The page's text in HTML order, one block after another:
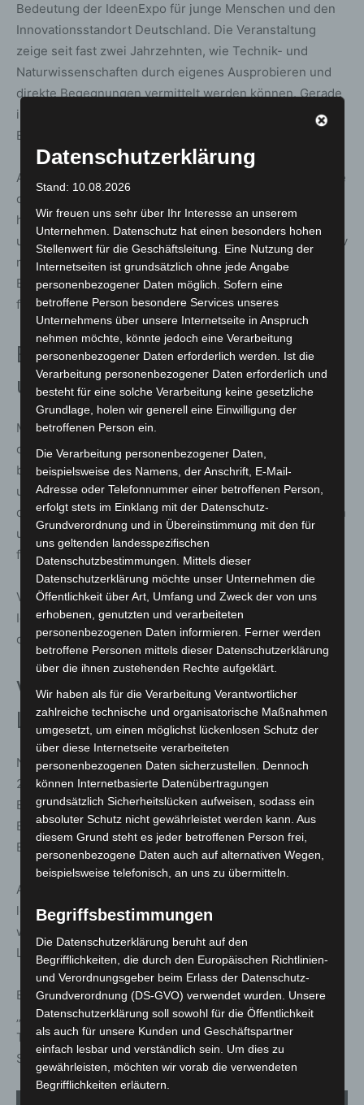
Bedeutung der IdeenExpo für junge Menschen und den
Innovationsstandort Deutschland. Die Veranstaltung
zeige seit fast zwei Jahrzehnten, wie Technik- und
Naturwissenschaften durch eigenes Ausprobieren und
direkte Begegnungen vermittelt werden können. Gerade
in Zeiten des Wandels sei es wichtig, Neugier,
Begeisterung und Zuversicht zu fördern.
Auch Bundesbildungsministerin Karin Prien hob die Rolle
der IdeenExpo für eine moderne Berufsorientierung
hervor. MINT-Bildung vermittle zentrale Kompetenzen,
um technologische Entwicklungen zu verstehen und aktiv
mitzugestalten. Die IdeenExpo ermögliche eine
Berufswahl frei von Klischees und eröffne Perspektiven
für Kinder, Jugendliche und junge Erwachsene.
Bedeutung für Niedersachsen
und Fachkräftesicherung
Ministerpräsident Olaf Lies unterstrich den Stellenwert
der IdeenExpo für Niedersachsen. Die Veranstaltung
bringe Wirtschaft, Wissenschaft und Schulen zusammen
und mache Innovationen unmittelbar erlebbar. Gerade
der direkte Austausch mit Auszubildenden, Studierenden
und jungen Fachkräften schaffe konkrete Perspektiven
für Ausbildung und Studium.
Vor dem Hintergrund des Fachkräftemangels sende die
IdeenExpo ein starkes Signal für die Zukunftsfähigkeit
des High-Tech-Standorts Niedersachsen.
Vielfältiges Bühnen- und
Liveprogramm
Neben den Mitmach-Exponaten bietet die IdeenExpo
2026 ein umfangreiches Bühnenprogramm. Zum
Eröffnungsabend sorgten die Gewinner des IdeenExpo
Bandcontests 4hugs aus Elze, Gregor Hägele sowie die
Band SDP für Festivalstimmung.
Am zweiten Konzertabend, dem 27. Juni, stehen
lönneberger, Lori und Zartmann auf der Bühne. Ergänzt
wird das Programm durch Wissenschaftsshows, Talks,
Live-Experimente und Challenges.
Ein weiterer Programmhöhepunkt ist die Show
„WissenLIVE“ von Jacob Beautemps. Zudem lädt das
Talkformat „DeepTalk mit…“, moderiert von Tarkan Bagci,
Salwa Houmsi und Levi Penell, zum Austausch ein.
Datenschutzerklärung
Stand: 10.08.2026
Wir freuen uns sehr über Ihr Interesse an unserem
Unternehmen. Datenschutz hat einen besonders hohen
Stellenwert für die Geschäftsleitung. Eine Nutzung der
Internetseiten ist grundsätzlich ohne jede Angabe
personenbezogener Daten möglich. Sofern eine
betroffene Person besondere Services unseres
Unternehmens über unsere Internetseite in Anspruch
nehmen möchte, könnte jedoch eine Verarbeitung
personenbezogener Daten erforderlich werden. Ist die
Verarbeitung personenbezogener Daten erforderlich und
besteht für eine solche Verarbeitung keine gesetzliche
Grundlage, holen wir generell eine Einwilligung der
betroffenen Person ein.
Die Verarbeitung personenbezogener Daten,
beispielsweise des Namens, der Anschrift, E-Mail-
Adresse oder Telefonnummer einer betroffenen Person,
erfolgt stets im Einklang mit der Datenschutz-
Grundverordnung und in Übereinstimmung mit den für
uns geltenden landesspezifischen
Datenschutzbestimmungen. Mittels dieser
Datenschutzerklärung möchte unser Unternehmen die
Öffentlichkeit über Art, Umfang und Zweck der von uns
erhobenen, genutzten und verarbeiteten
personenbezogenen Daten informieren. Ferner werden
betroffene Personen mittels dieser Datenschutzerklärung
über die ihnen zustehenden Rechte aufgeklärt.
Wir haben als für die Verarbeitung Verantwortlicher
zahlreiche technische und organisatorische Maßnahmen
umgesetzt, um einen möglichst lückenlosen Schutz der
über diese Internetseite verarbeiteten
personenbezogenen Daten sicherzustellen. Dennoch
können Internetbasierte Datenübertragungen
grundsätzlich Sicherheitslücken aufweisen, sodass ein
absoluter Schutz nicht gewährleistet werden kann. Aus
diesem Grund steht es jeder betroffenen Person frei,
personenbezogene Daten auch auf alternativen Wegen,
beispielsweise telefonisch, an uns zu übermitteln.
Begriffsbestimmungen
Die Datenschutzerklärung beruht auf den
Begrifflichkeiten, die durch den Europäischen Richtlinien-
und Verordnungsgeber beim Erlass der Datenschutz-
Grundverordnung (DS-GVO) verwendet wurden. Unsere
Datenschutzerklärung soll sowohl für die Öffentlichkeit
als auch für unsere Kunden und Geschäftspartner
einfach lesbar und verständlich sein. Um dies zu
gewährleisten, möchten wir vorab die verwendeten
Begrifflichkeiten erläutern.